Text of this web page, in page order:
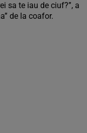
sa te iau de ciuf?”, a
de la coafor.